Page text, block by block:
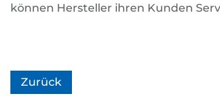
können Hersteller ihren Kunden
Zurück